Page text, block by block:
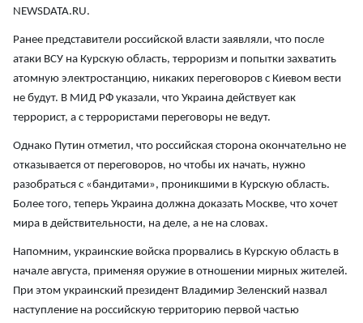
NEWSDATA.RU.
Ранее представители российской власти заявляли, что после
атаки ВСУ на Курскую область, терроризм и попытки захватить
атомную электростанцию, никаких переговоров с Киевом вести
не будут. В МИД РФ указали, что Украина действует как
террорист, а с террористами переговоры не ведут.
Однако Путин отметил, что российская сторона окончательно не
отказывается от переговоров, но чтобы их начать, нужно
разобраться с «бандитами», проникшими в Курскую область.
Более того, теперь Украина должна доказать Москве, что хочет
мира в действительности, на деле, а не на словах.
Напомним, украинские войска прорвались в Курскую область в
начале августа, применяя оружие в отношении мирных жителей.
При этом украинский президент Владимир Зеленский назвал
наступление на российскую территорию первой частью